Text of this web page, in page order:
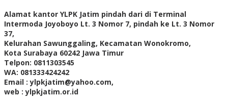
Alamat kantor YLPK Jatim pindah dari di Terminal
Intermoda Joyoboyo Lt. 3 Nomor 7, pindah ke Lt. 3 Nomor
37,
Kelurahan Sawunggaling, Kecamatan Wonokromo,
Kota Surabaya 60242 Jawa Timur
Telpon: 0811303545
WA: 081333424242
Email : ylpkjatim@yahoo.com,
web : ylpkjatim.or.id